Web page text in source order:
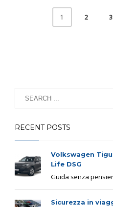
1 2 3
RECENT POSTS
Volkswagen
Life DSG
Guida senza
Sicurezza in